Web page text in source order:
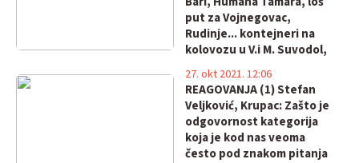
put za Vojnegovac,
Rudinje... kontejneri na
kolovozu u V.i M. Suvodol,
svetla u Izvoru...
REAGOVANJA (1) Stefan
Veljković, Krupac: Zašto je
odgovornost kategorija
koja je kod nas veoma
često pod znakom pitanja
27. okt 2021. 12:06